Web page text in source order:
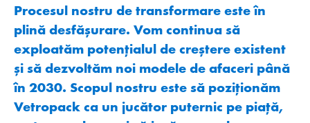
Procesul nostru de transformare este în
plină desfășurare. Vom continua să
exploatăm potențialul de creștere existent
și să dezvoltăm noi modele de afaceri până
în 2030. Scopul nostru este să poziționăm
Vetropack ca un jucător puternic pe piață,